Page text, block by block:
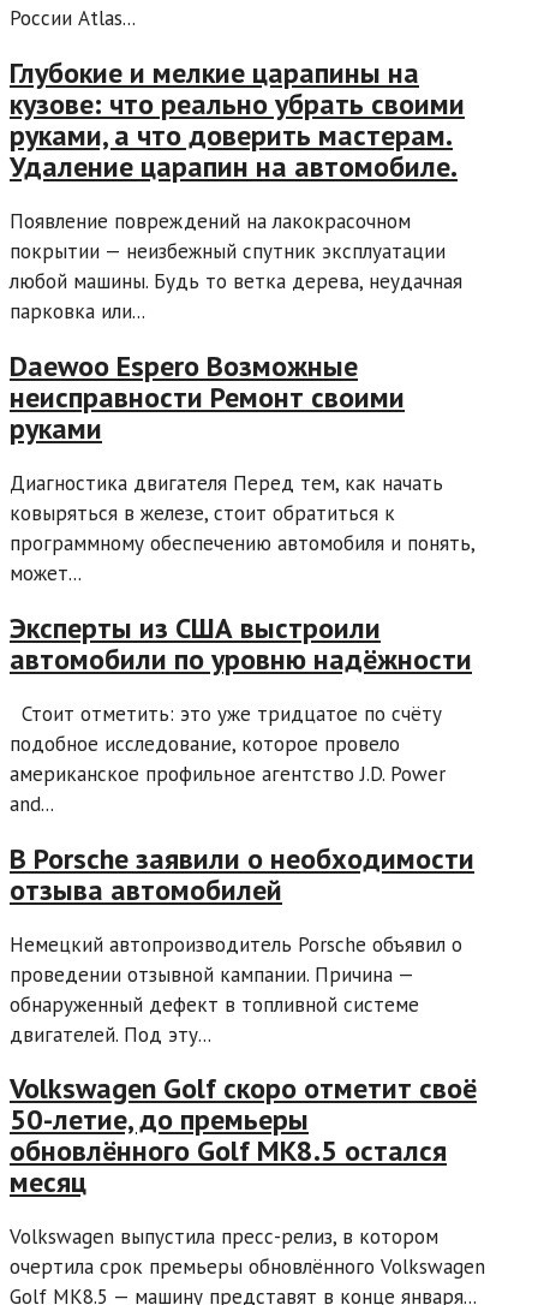
России Atlas...
Глубокие и мелкие царапины на
кузове: что реально убрать своими
руками, а что доверить мастерам.
Удаление царапин на автомобиле.
Появление повреждений на лакокрасочном
покрытии — неизбежный спутник эксплуатации
любой машины. Будь то ветка дерева, неудачная
парковка или...
Daewoo Espero Возможные
неисправности Ремонт своими
руками
Диагностика двигателя Перед тем, как начать
ковыряться в железе, стоит обратиться к
программному обеспечению автомобиля и понять,
может...
Эксперты из США выстроили
автомобили по уровню надёжности
Стоит отметить: это уже тридцатое по счёту
подобное исследование, которое провело
американское профильное агентство J.D. Power
and...
В Porsche заявили о необходимости
отзыва автомобилей
Немецкий автопроизводитель Porsche объявил о
проведении отзывной кампании. Причина —
обнаруженный дефект в топливной системе
двигателей. Под эту...
Volkswagen Golf скоро отметит своё
50-летие, до премьеры
обновлённого Golf MK8.5 остался
месяц
Volkswagen выпустила пресс-релиз, в котором
очертила срок премьеры обновлённого Volkswagen
Golf MK8.5 — машину представят в конце января...